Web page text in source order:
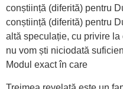
conștiință (diferită) pentru
conștiință (diferită) pentru
altă speculație, cu privire
nu vom ști niciodată
Modul exact în care